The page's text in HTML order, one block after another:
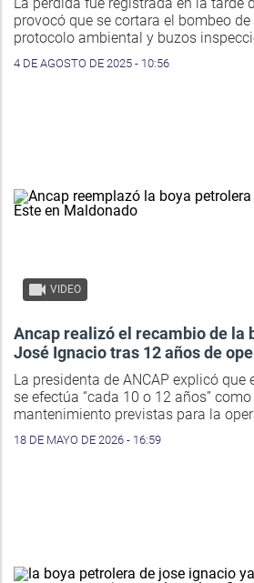
La pérdida fue registrada en la tarde
provocó que se cortara el bombeo de
protocolo ambiental y buzos
4 DE AGOSTO DE 2025 - 10:56
VIDEO
Ancap realizó el recambio de la
José Ignacio tras 12 años de
La presidenta de ANCAP explicó
se efectúa “cada 10 o 12 años”
mantenimiento previstas para la
18 DE MAYO DE 2026 - 16:59